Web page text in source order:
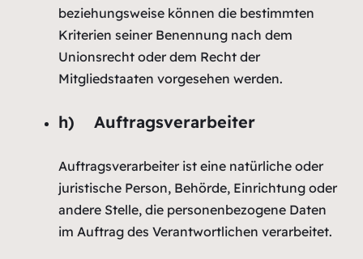
beziehungsweise können die bestimmten
Kriterien seiner Benennung nach dem
Unionsrecht oder dem Recht der
Mitgliedstaaten vorgesehen werden.
h) Auftragsverarbeiter
Auftragsverarbeiter ist eine natürliche oder
juristische Person, Behörde, Einrichtung oder
andere Stelle, die personenbezogene Daten
im Auftrag des Verantwortlichen verarbeitet.